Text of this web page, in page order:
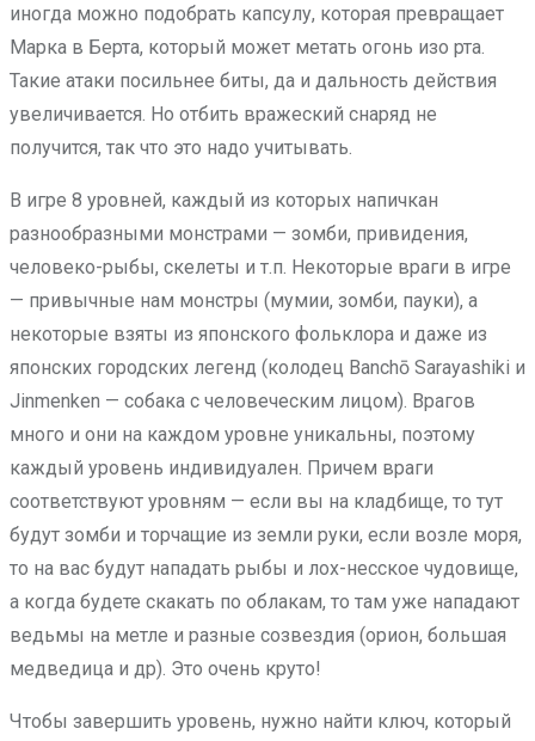
иногда можно подобрать капсулу, которая превращает
Марка в Берта, который может метать огонь изо рта.
Такие атаки посильнее биты, да и дальность действия
увеличивается. Но отбить вражеский снаряд не
получится, так что это надо учитывать.
В игре 8 уровней, каждый из которых напичкан
разнообразными монстрами — зомби, привидения,
человеко-рыбы, скелеты и т.п. Некоторые враги в игре
— привычные нам монстры (мумии, зомби, пауки), а
некоторые взяты из японского фольклора и даже из
японских городских легенд (колодец Banchō Sarayashiki и
Jinmenken — собака с человеческим лицом). Врагов
много и они на каждом уровне уникальны, поэтому
каждый уровень индивидуален. Причем враги
соответствуют уровням — если вы на кладбище, то тут
будут зомби и торчащие из земли руки, если возле моря,
то на вас будут нападать рыбы и лох-несское чудовище,
а когда будете скакать по облакам, то там уже нападают
ведьмы на метле и разные созвездия (орион, большая
медведица и др). Это очень круто!
Чтобы завершить уровень, нужно найти ключ, который